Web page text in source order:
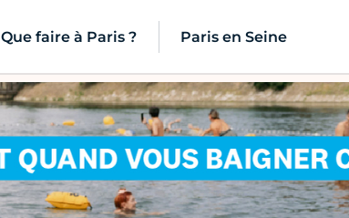
Que faire à Paris ? Paris en Seine